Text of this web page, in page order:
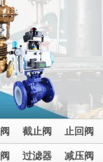
截止阀 止回阀
过滤器 减压阀